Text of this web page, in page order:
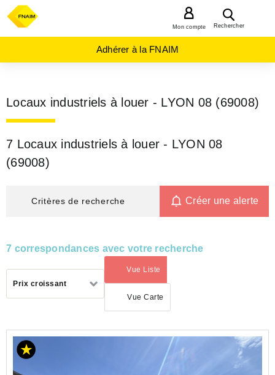
Rechercher
Mon compte
Adhérer à la FNAIM
Locaux industriels à louer - LYON 08 (69008)
7 Locaux industriels à louer - LYON 08
(69008)
Critères de recherche Créer une alerte
7 correspondances avec votre recherche
Prix croissant
Vue Liste
(activé)
Vue Carte
AUVERGNE-
RHÔNE-